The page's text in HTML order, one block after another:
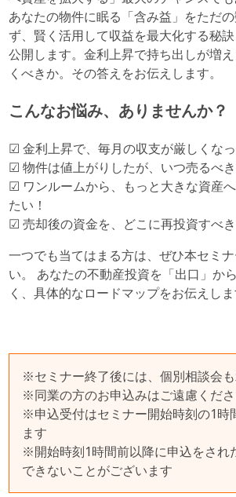
あなたの物件に眠る「含み益」をただ
ず、賢く活用して収益を最大化する秘
公開します。金利上昇で持ち出しが増
くべきか。その答えをお伝えします。
こんなお悩み、ありませんか？
☑ 金利上昇で、毎月の収支が厳しくな
☑ 物件は値上がりしたが、いつ売るべ
☑ ワンルームから、もっと大きな資産
たい！
☑ 売却後の資金を、どこに再投資すべ
一つでも当てはまる方は、ぜひ本セミ
い。 あなたの不動産投資を「出口」か
く、具体的なロードマップをお伝えしま
※セミナー終了後には、個別相談会
※同業の方のお申込みはご遠慮くだ
※申込受付はセミナー開始時刻の1時
ます
※開始時刻1時間前以降に申込をされ
できないことがございます